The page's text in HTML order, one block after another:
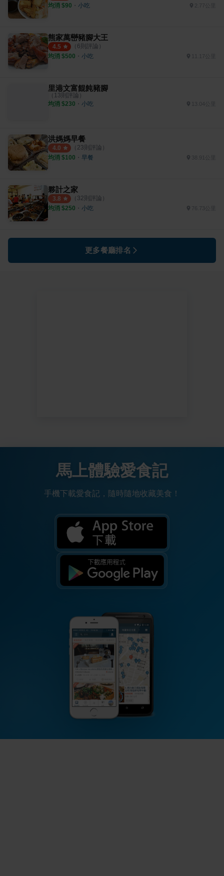
均消 $90 ・ 小吃
熊家萬巒豬腳大王
4.5 （ 6則評論）
均消 $500 ・ 小吃
里港文富餛飩豬腳
（ 13則評論）
均消 $230 ・ 小吃 13.04公里
洪媽媽早餐
4.0 （ 23則評論）
均消 $100 ・ 早餐
夥計之家
3.8 （ 32則評論）
均消 $250 ・ 小吃
更多餐廳排名
馬上體驗愛食記
手機下載愛食記，隨時隨地收藏美食！